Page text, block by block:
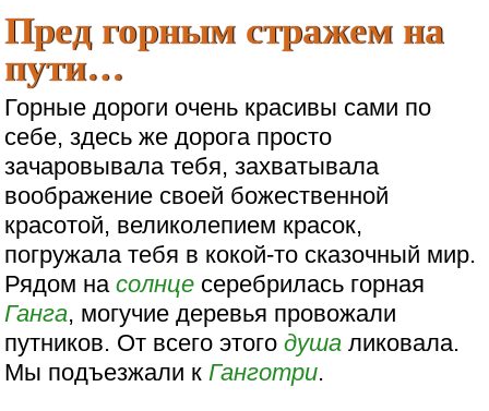
Пред горным стражем на
пути…
Горные дороги очень красивы сами по
себе, здесь же дорога просто
зачаровывала тебя, захватывала
воображение своей божественной
красотой, великолепием красок,
погружала тебя в кокой-то сказочный мир.
Рядом насолнце серебрилась горная
Ганга, могучие деревья провожали
путников. От всего этогодуша ликовала.
Мы подъезжали кГанготри.